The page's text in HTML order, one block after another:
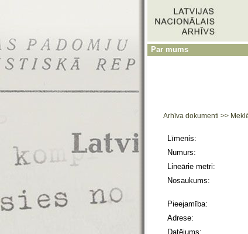
Par mums
Arhīva dokumenti >>
Līmenis:
Numurs:
Lineārie metri:
Nosaukums:
Pieejamība:
Adrese:
Datējums: